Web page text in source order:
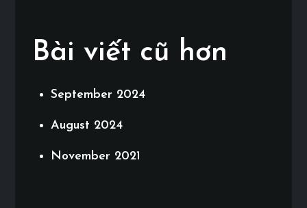
Bài viết cũ hơn
September 2024
August 2024
November 2021